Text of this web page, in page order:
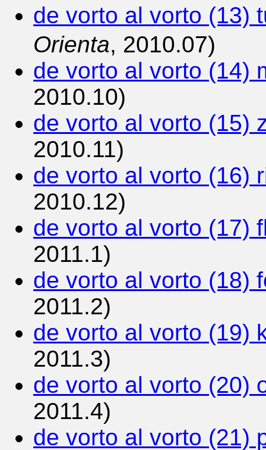
de vorto al vorto (13)
Orienta, 2010.07)
de vorto al vorto (14)
2010.10)
de vorto al vorto (15)
2010.11)
de vorto al vorto (16)
2010.12)
de vorto al vorto (17)
2011.1)
de vorto al vorto (18)
2011.2)
de vorto al vorto (19)
2011.3)
de vorto al vorto (20)
2011.4)
de vorto al vorto (21)